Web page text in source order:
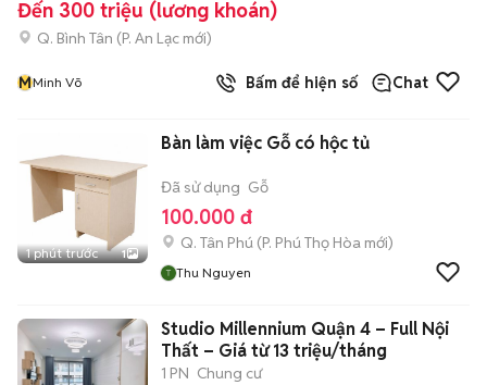
Đến 300 triệu (lương khoán)
Q. Bình Tân (P. An Lạc mới)
MMinh Võ Bấm để hiện số Chat
1 phút trước 1
Bàn làm việc Gỗ có hộc tủ
Đã sử dụng Gỗ
100.000 đ
Q. Tân Phú (P. Phú Thọ Hòa mới)
Thu Nguyen
Studio Millennium Quận 4 – Full Nội
Thất – Giá từ 13 triệu/tháng
1 PN Chung cư